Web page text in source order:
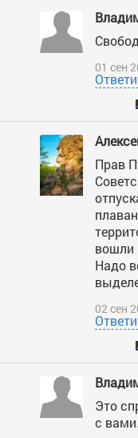
01 сен
Прав
вошли
Надо
02 сен
Это
с вами.